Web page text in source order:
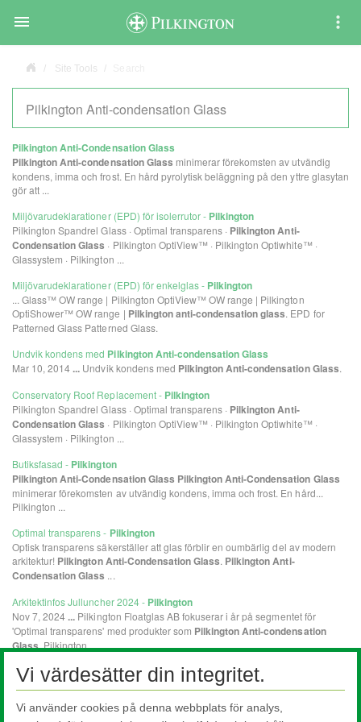

Site Tools
Vi värdesätter din integritet.
Vi använder cookies på denna webbplats för analys,